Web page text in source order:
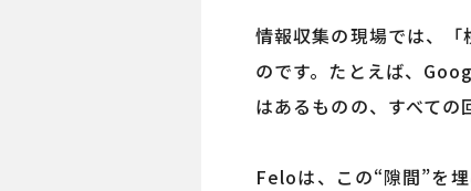
情報収集の現場では、
のです。たとえば、
はあるものの、すべての
Feloは、この“隙間”を